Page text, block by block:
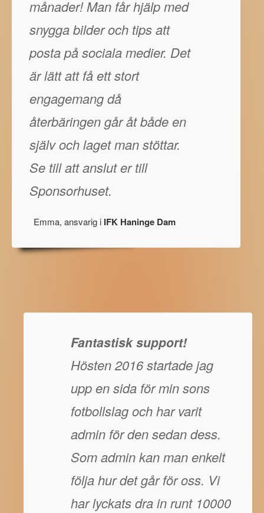
månader! Man får hjälp med
snygga bilder och tips att
posta på sociala medier. Det
är lätt att få ett stort
engagemang då
återbäringen går åt både en
själv och laget man stöttar.
Se till att anslut er till
Sponsorhuset.
Emma, ansvarig i IFK Haninge Dam
Fantastisk support!
Hösten 2016 startade jag
upp en sida för min sons
fotbollslag och har varit
admin för den sedan dess.
Som admin kan man enkelt
följa hur det går för oss. Vi
har lyckats dra in runt 10000